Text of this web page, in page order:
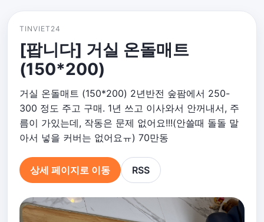
TINVIET24
[팝니다] 거실 온돌매트
(150*200)
거실 온돌매트 (150*200) 2년반전 숲팜에서 250-
300 정도 주고 구매. 1년 쓰고 이사와서 안꺼내서, 주
름이 가있는데, 작동은 문제 없어요!!!(안쓸때 돌돌 말
아서 넣을 커버는 없어요ㅠ) 70만동
상세 페이지로 이동 RSS